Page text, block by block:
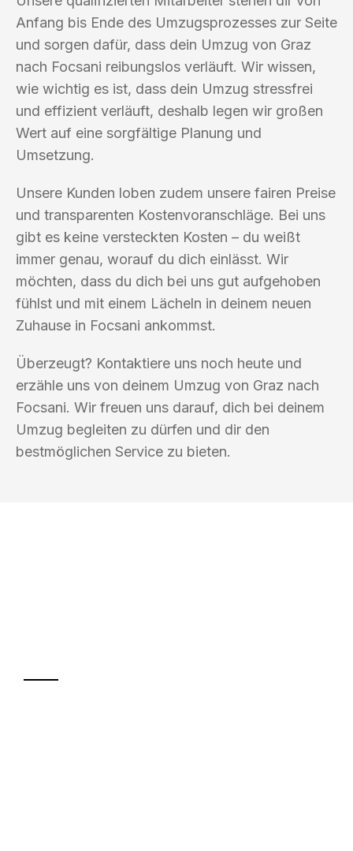
Anfang bis Ende des Umzugsprozesses zur Seite
und sorgen dafür, dass dein Umzug von Graz
nach Focsani reibungslos verläuft. Wir wissen,
wie wichtig es ist, dass dein Umzug stressfrei
und effizient verläuft, deshalb legen wir großen
Wert auf eine sorgfältige Planung und
Umsetzung.
Unsere Kunden loben zudem unsere fairen Preise
und transparenten Kostenvoranschläge. Bei uns
gibt es keine versteckten Kosten – du weißt
immer genau, worauf du dich einlässt. Wir
möchten, dass du dich bei uns gut aufgehoben
fühlst und mit einem Lächeln in deinem neuen
Zuhause in Focsani ankommst.
Überzeugt? Kontaktiere uns noch heute und
erzähle uns von deinem Umzug von Graz nach
Focsani. Wir freuen uns darauf, dich bei deinem
Umzug begleiten zu dürfen und dir den
bestmöglichen Service zu bieten.